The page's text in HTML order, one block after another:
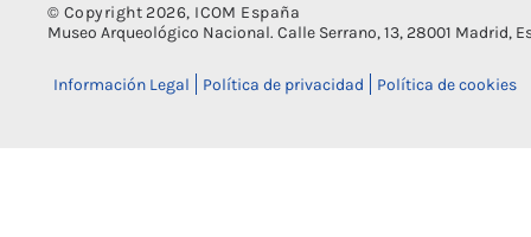
© Copyright 2026, ICOM España
Museo Arqueológico Nacional. Calle Serrano, 13, 28001 Madrid,
Información Legal Política de privacidad Política de cookies